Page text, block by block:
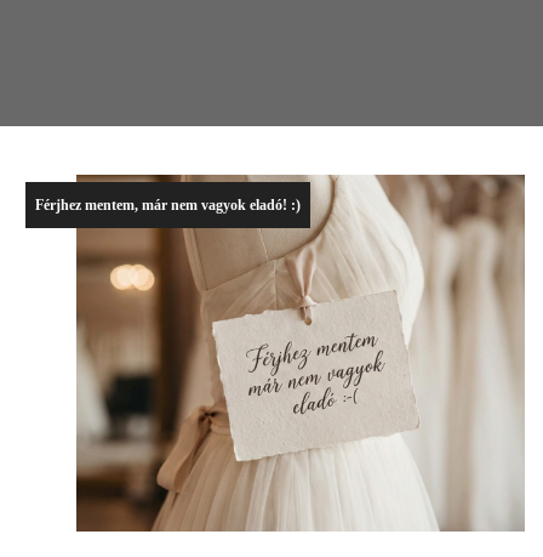
Férjhez mentem, már nem vagyok eladó! :)